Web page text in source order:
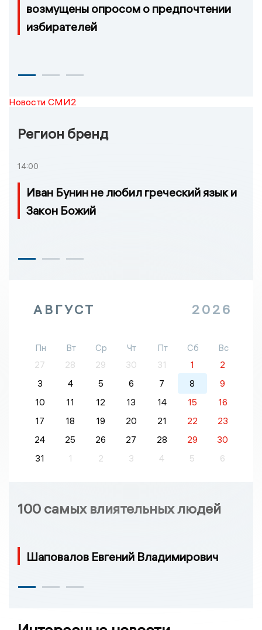
возмущены опросом о предпочтении
избирателей
Новости СМИ2
Регион бренд
14:00
Иван Бунин не любил греческий язык и
Закон Божий
АВГУСТ 2026
Пн Вт Ср Чт Пт Сб
Вс
27
28 29 30 31 1
2
3
4 5 6 7 8
9
10
11 12 13 14 15
16
17
18 19 20 21 22
23
24
25 26 27 28 29
30
31
1 2 3 4 5 6
100 самых влиятельных людей
Шаповалов Евгений Владимирович